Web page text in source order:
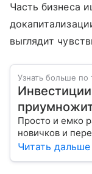
Часть бизнеса
выглядит
Узнать больше по
Просто и емко
новичков и
Читать дальше